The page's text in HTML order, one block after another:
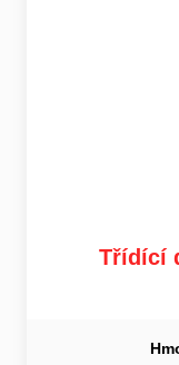
Třídící